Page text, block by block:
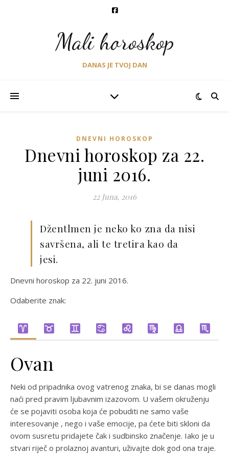
Mali horoskop
DANAS JE TVOJ DAN
DNEVNI HOROSKOP
Dnevni horoskop za 22.
juni 2016.
22 Juna, 2016
Džentlmen je neko ko zna da nisi
savršena, ali te tretira kao da
jesi.
Dnevni horoskop za 22. juni 2016.
Odaberite znak:
Ovan
Neki od pripadnika ovog vatrenog znaka, bi se danas mogli
naći pred pravim ljubavnim izazovom. U vašem okruženju
će se pojaviti osoba koja će pobuditi ne samo vaše
interesovanje , nego i vaše emocije, pa ćete biti skloni da
ovom susretu pridajete čak i sudbinsko značenje. Iako je u
stvari riječ o prolaznoj avanturi, uživajte dok god ona traje.